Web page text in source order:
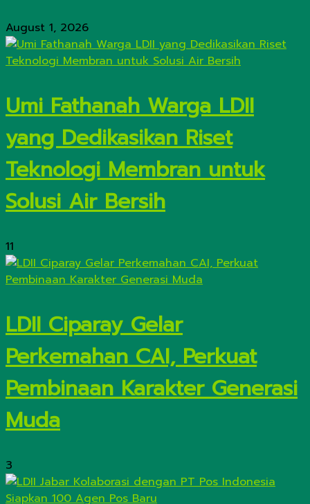
August 1, 2026
Umi Fathanah Warga LDII
yang Dedikasikan Riset
Teknologi Membran untuk
Solusi Air Bersih
11
LDII Ciparay Gelar
Perkemahan CAI, Perkuat
Pembinaan Karakter Generasi
Muda
3